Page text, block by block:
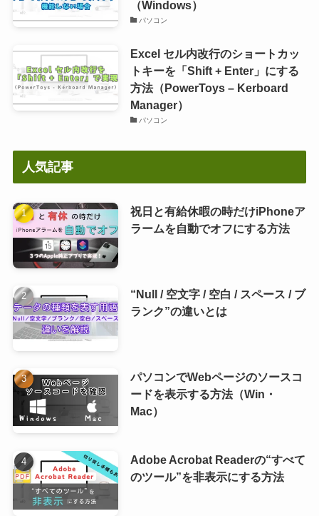
（Windows）
パソコン
Excel セル内改行のショートカッ
トキーを「Shift + Enter」にする
方法（PowerToys – Kerboard
Manager）
パソコン
人気記事
祝日と有給休暇の時だけiPhoneア
ラームを自動でオフにする方法
“Null / 空文字 / 空白 / スペース / ブ
ランク”の違いとは
パソコンでWebページのソースコ
ードを表示する方法（Win・
Mac）
Adobe Acrobat Readerの“すべて
のツール”を非表示にする方法